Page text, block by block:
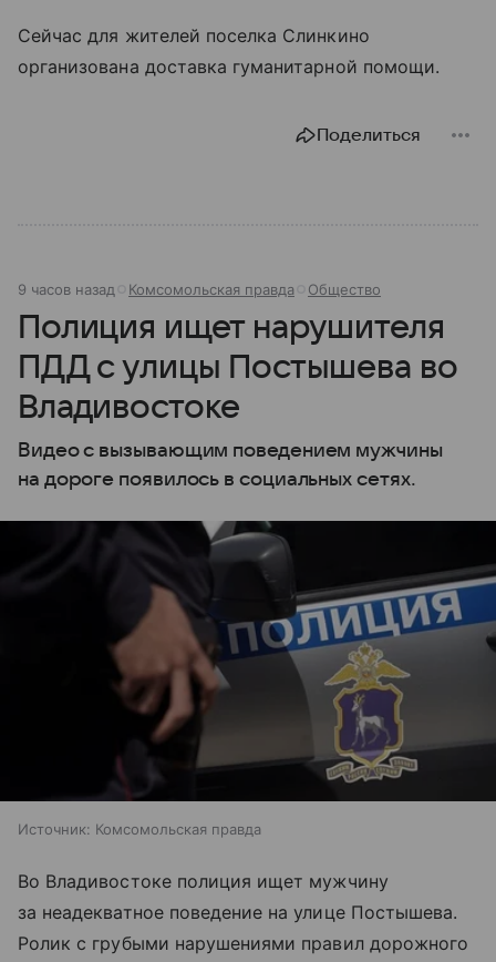
Сейчас для жителей поселка Слинкино
организована доставка гуманитарной помощи.
Поделиться
9 часов назад Комсомольская правда Общество
Полиция ищет нарушителя
ПДД с улицы Постышева во
Владивостоке
Видео с вызывающим поведением мужчины
на дороге появилось в социальных сетях.
Источник: Комсомольская правда
Во Владивостоке полиция ищет мужчину
за неадекватное поведение на улице Постышева.
Ролик с грубыми нарушениями правил дорожного